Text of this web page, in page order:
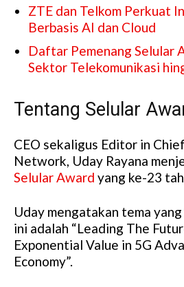
ZTE dan Telkom Perkuat
Berbasis AI dan Cloud
Daftar Pemenang Selular
Sektor Telekomunikasi
Tentang Selular
CEO sekaligus Editor in
Network, Uday Rayana
Selular Award yang ke-23
Uday mengatakan tema
ini adalah “Leading The
Exponential Value in 5G
Economy”.